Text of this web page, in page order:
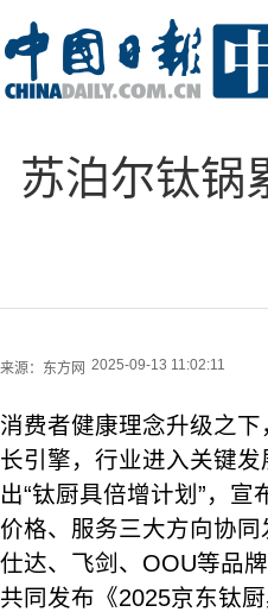
苏泊尔钛锅
来源： 东方网 2025-09-13 11:02:11
消费者健康理念升级之
长引擎，行业进入关键
出“钛厨具倍增计划”，
价格、服务三大方向协
仕达、飞剑、OOU等品
共同发布《2025京东钛